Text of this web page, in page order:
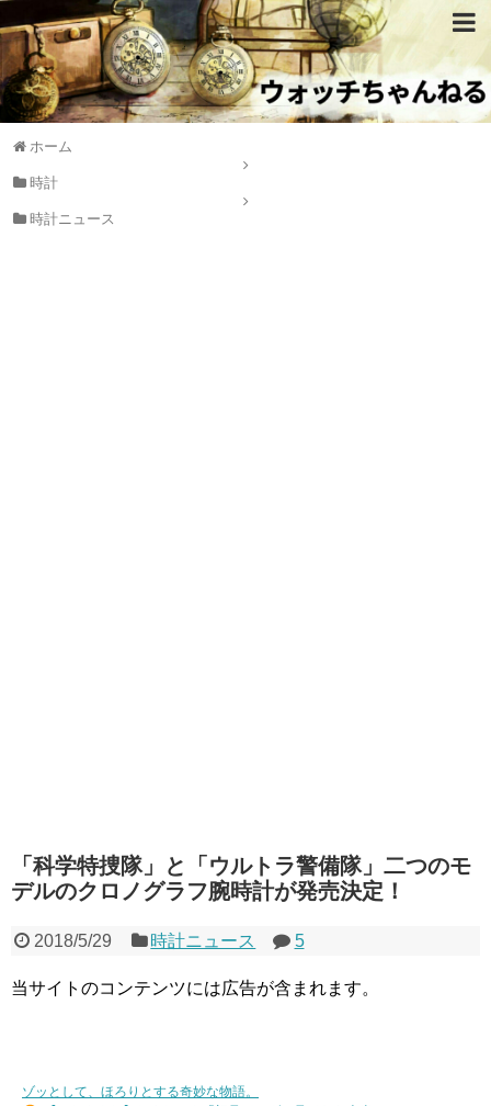
ホーム
時計
時計ニュース
「科学特捜隊」と「ウルトラ警備隊」二つのモ
デルのクロノグラフ腕時計が発売決定！
2018/5/29 時計ニュース 5
当サイトのコンテンツには広告が含まれます。
ゾッとして、ほろりとする奇妙な物語。